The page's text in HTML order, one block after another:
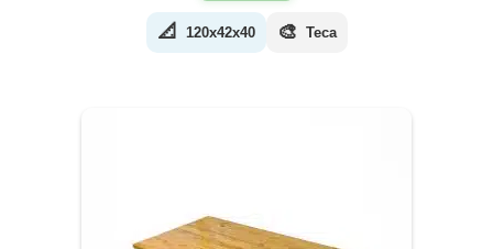
📐 120x42x40 🎨 Teca